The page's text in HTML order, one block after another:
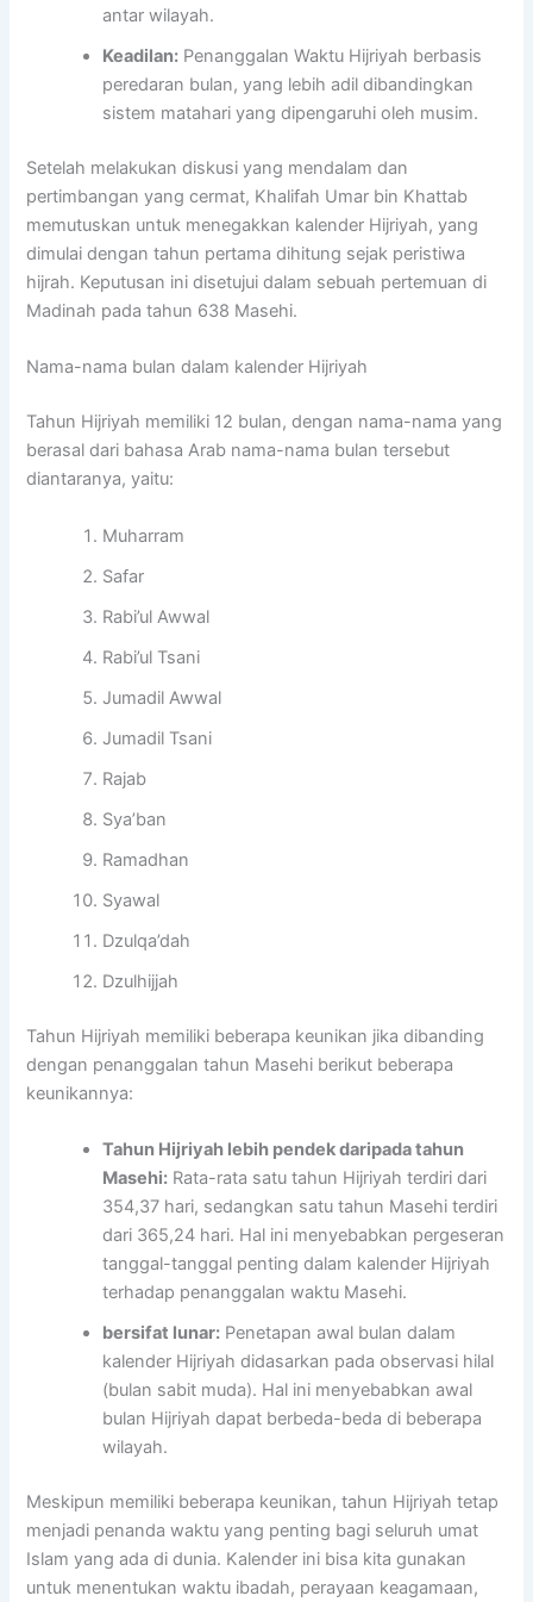
antar wilayah.
Keadilan: Penanggalan Waktu Hijriyah berbasis
peredaran bulan, yang lebih adil dibandingkan
sistem matahari yang dipengaruhi oleh musim.
Setelah melakukan diskusi yang mendalam dan
pertimbangan yang cermat, Khalifah Umar bin Khattab
memutuskan untuk menegakkan kalender Hijriyah, yang
dimulai dengan tahun pertama dihitung sejak peristiwa
hijrah. Keputusan ini disetujui dalam sebuah pertemuan di
Madinah pada tahun 638 Masehi.
Nama-nama bulan dalam kalender Hijriyah
Tahun Hijriyah memiliki 12 bulan, dengan nama-nama yang
berasal dari bahasa Arab nama-nama bulan tersebut
diantaranya, yaitu:
Muharram
Safar
Rabi’ul Awwal
Rabi’ul Tsani
Jumadil Awwal
Jumadil Tsani
Rajab
Sya’ban
Ramadhan
Syawal
Dzulqa’dah
Dzulhijjah
Tahun Hijriyah memiliki beberapa keunikan jika dibanding
dengan penanggalan tahun Masehi berikut beberapa
keunikannya:
Tahun Hijriyah lebih pendek daripada tahun
Masehi: Rata-rata satu tahun Hijriyah terdiri dari
354,37 hari, sedangkan satu tahun Masehi terdiri
dari 365,24 hari. Hal ini menyebabkan pergeseran
tanggal-tanggal penting dalam kalender Hijriyah
terhadap penanggalan waktu Masehi.
bersifat lunar: Penetapan awal bulan dalam
kalender Hijriyah didasarkan pada observasi hilal
(bulan sabit muda). Hal ini menyebabkan awal
bulan Hijriyah dapat berbeda-beda di beberapa
wilayah.
Meskipun memiliki beberapa keunikan, tahun Hijriyah tetap
menjadi penanda waktu yang penting bagi seluruh umat
Islam yang ada di dunia. Kalender ini bisa kita gunakan
untuk menentukan waktu ibadah, perayaan keagamaan,